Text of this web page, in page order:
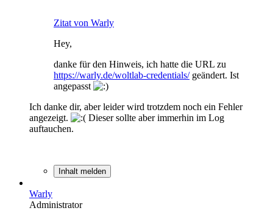
Zitat von Warly
Hey,
danke für den Hinweis, ich hatte die URL zu
https://warly.de/woltlab-credentials/geändert. Ist
angepasst
Ich danke dir, aber leider wird trotzdem noch ein Fehler
angezeigt.
Dieser sollte aber immerhin im Log
auftauchen.
Inhalt melden
Warly
Administrator